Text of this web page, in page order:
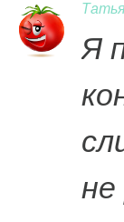
Я
не